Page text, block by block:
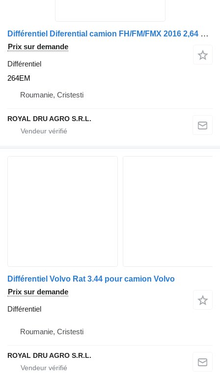
Différentiel Diferential camion FH/FM/FMX 2016 2,64 264EM pour camion Volvo RSS1356
Prix sur demande
Différentiel
264EM
Roumanie, Cristesti
ROYAL DRU AGRO S.R.L.
Différentiel Volvo Rat 3.44 pour camion Volvo
Prix sur demande
Différentiel
Roumanie, Cristesti
ROYAL DRU AGRO S.R.L.